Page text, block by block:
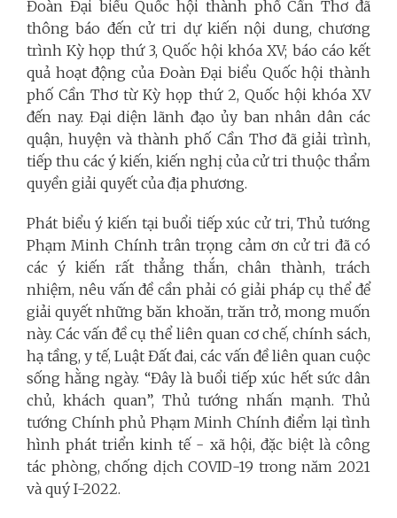
Đoàn Đại biểu Quốc hội thành phố Cần Thơ đã
thông báo đến cử tri dự kiến nội dung, chương
trình Kỳ họp thứ 3, Quốc hội khóa XV; báo cáo kết
quả hoạt động của Đoàn Đại biểu Quốc hội thành
phố Cần Thơ từ Kỳ họp thứ 2, Quốc hội khóa XV
đến nay. Đại diện lãnh đạo ủy ban nhân dân các
quận, huyện và thành phố Cần Thơ đã giải trình,
tiếp thu các ý kiến, kiến nghị của cử tri thuộc thẩm
quyền giải quyết của địa phương.
Phát biểu ý kiến tại buổi tiếp xúc cử tri, Thủ tướng
Phạm Minh Chính trân trọng cảm ơn cử tri đã có
các ý kiến rất thẳng thắn, chân thành, trách
nhiệm, nêu vấn đề cần phải có giải pháp cụ thể để
giải quyết những băn khoăn, trăn trở, mong muốn
này. Các vấn đề cụ thể liên quan cơ chế, chính sách,
hạ tầng, y tế, Luật Đất đai, các vấn đề liên quan cuộc
sống hằng ngày. “Đây là buổi tiếp xúc hết sức dân
chủ, khách quan”, Thủ tướng nhấn mạnh. Thủ
tướng Chính phủ Phạm Minh Chính điểm lại tình
hình phát triển kinh tế - xã hội, đặc biệt là công
tác phòng, chống dịch COVID-19 trong năm 2021
và quý I-2022.